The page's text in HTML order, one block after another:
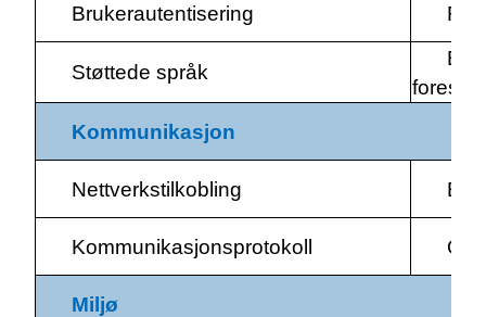
Brukerautentisering
Støttede språk
Kommunikasjon
Nettverkstilkobling
Kommunikasjonsprotokoll
Miljø